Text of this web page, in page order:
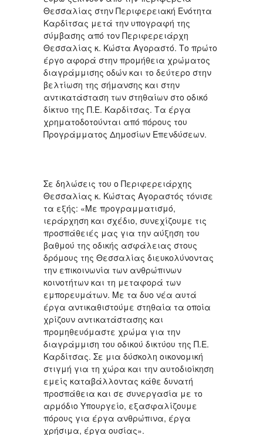
Θεσσαλίας στην Περιφερειακή Ενότητα
Καρδίτσας μετά την υπογραφή της
σύμβασης από τον Περιφερειάρχη
Θεσσαλίας κ. Κώστα Αγοραστό. Το πρώτο
έργο αφορά στην προμήθεια χρώματος
διαγράμμισης οδών και το δεύτερο στην
βελτίωση της σήμανσης και στην
αντικατάσταση των στηθαίων στο οδικό
δίκτυο της Π.Ε. Καρδίτσας. Τα έργα
χρηματοδοτούνται από πόρους του
Προγράμματος Δημοσίων Επενδύσεων.
Σε δηλώσεις του ο Περιφερειάρχης
Θεσσαλίας κ. Κώστας Αγοραστός τόνισε
τα εξής: «Με προγραμματισμό,
ιεράρχηση και σχέδιο, συνεχίζουμε τις
προσπάθειές μας για την αύξηση του
βαθμού της οδικής ασφάλειας στους
δρόμους της Θεσσαλίας διευκολύνοντας
την επικοινωνία των ανθρώπινων
κοινοτήτων και τη μεταφορά των
εμπορευμάτων. Με τα δυο νέα αυτά
έργα αντικαθιστούμε στηθαία τα οποία
χρίζουν αντικατάστασης και
προμηθευόμαστε χρώμα για την
διαγράμμιση του οδικού δικτύου της Π.Ε.
Καρδίτσας. Σε μια δύσκολη οικονομική
στιγμή για τη χώρα και την αυτοδιοίκηση
εμείς καταβάλλοντας κάθε δυνατή
προσπάθεια και σε συνεργασία με το
αρμόδιο Υπουργείο, εξασφαλίζουμε
πόρους για έργα ανθρώπινα, έργα
χρήσιμα, έργα ουσίας».